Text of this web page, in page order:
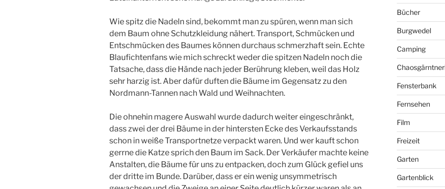
Wie spitz die Nadeln sind, bekommt man zu spüren, wenn man sich
dem Baum ohne Schutzkleidung nähert. Transport, Schmücken und
Entschmücken des Baumes können durchaus schmerzhaft sein. Echte
Blaufichtenfans wie mich schreckt weder die spitzen Nadeln noch die
Tatsache, dass die Hände nach jeder Berührung kleben, weil das Holz
sehr harzig ist. Aber dafür duften die Bäume im Gegensatz zu den
Nordmann-Tannen nach Wald und Weihnachten.
Die ohnehin magere Auswahl wurde dadurch weiter eingeschränkt,
dass zwei der drei Bäume in der hintersten Ecke des Verkaufsstands
schon in weiße Transportnetze verpackt waren. Und wer kauft schon
gerrne die Katze sprich den Baum im Sack. Der Verkäufer machte keine
Anstalten, die Bäume für uns zu entpacken, doch zum Glück gefiel uns
der dritte im Bunde. Darüber, dass er ein wenig unsymmetrisch
Bücher
Burgwedel
Camping
Fensterbank
Fernsehen
Film
Freizeit
Garten
Gartenblick